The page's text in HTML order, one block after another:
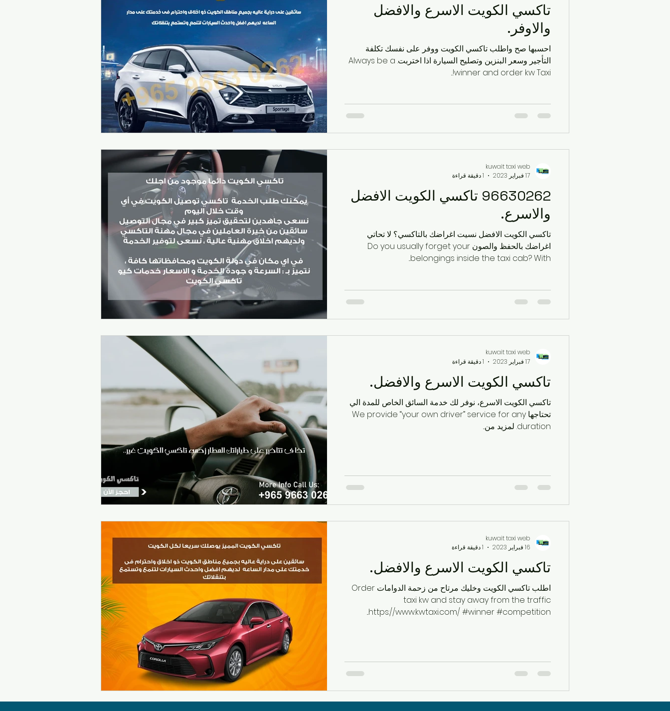
تاكسي الكويت الاسرع والافضل
والاوفر.
احسبها صح واطلب تاكسي الكويت ووفر على نفسك تكلفة
التأجير وسعر البنزين وتصليح السيارة اذا اختربت. Always be a
winner and order kw Taxi!...
96630262 تاكسي الكويت الافضل
والاسرع.
تاكسي الكويت الافضل نسيت اغراضك بالتاكسي؟ لا تحاتي
اغراضك بالحفظ والصون Do you usually forget your
belongings inside the taxi cab? With...
kuwait taxi web
17 فبراير 2023
1 دقيقة قراءة
تاكسي الكويت الاسرع والافضل.
تاكسي الكويت الاسرع، نوفر لك خدمة السائق الخاص للمدة الي
تحتاجها We provide “your own driver” service for any
duration. لمزيد من...
kuwait taxi web
17 فبراير 2023
1 دقيقة قراءة
تاكسي الكويت الاسرع والافضل.
اطلب تاكسي الكويت وخليك مرتاح من زحمة الدوامات Order
taxi kw and stay away from the traffic
https://www.kwtaxi.com/ #winner #competition...
kuwait taxi web
16 فبراير 2023
1 دقيقة قراءة